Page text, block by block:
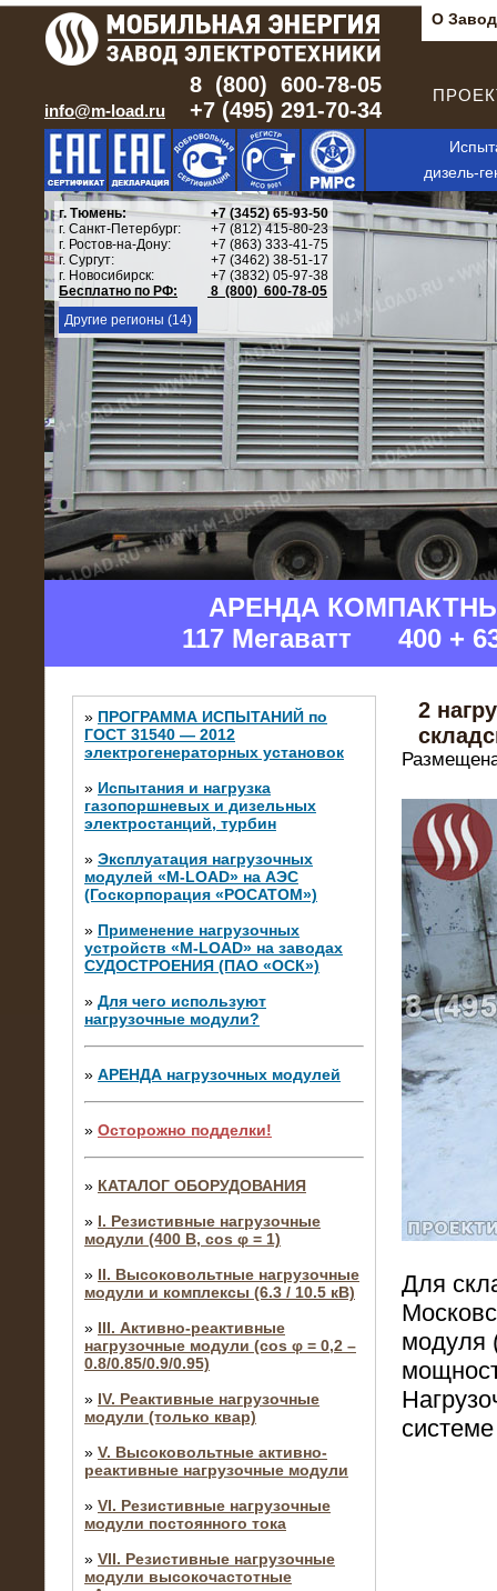
О
info@m-load.ru
8 (800) 600-78-05
+7 (495) 291-70-34
дизель-
г. Тюмень:
+7 (3452) 65-93-50
г. Санкт-Петербург:
+7 (812) 415-80-23
г. Ростов-на-Дону:
+7 (863) 333-41-75
г. Сургут:
+7 (3462) 38-51-17
г. Новосибирск:
+7 (3832) 05-97-38
Бесплатно по РФ:
8 (800) 600-78-05
Другие регионы (14)
АРЕНДА
117 Мегаватт 400 +
» ПРОГРАММА ИСПЫТАНИЙ по
ГОСТ 31540 — 2012
электрогенераторных установок
» Испытания и нагрузка
газопоршневых и дизельных
электростанций, турбин
» Эксплуатация нагрузочных
модулей «M-LOAD» на АЭС
(Госкорпорация «РОСАТОМ»)
» Применение нагрузочных
устройств «M-LOAD» на заводах
СУДОСТРОЕНИЯ (ПАО «ОСК»)
» Для чего используют
нагрузочные модули?
» АРЕНДА нагрузочных модулей
» Осторожно подделки!
» КАТАЛОГ ОБОРУДОВАНИЯ
» I. Резистивные нагрузочные
модули (400 В, cos φ = 1)
» II. Высоковольтные нагрузочные
модули и комплексы (6.3 / 10.5 кВ)
» III. Активно-реактивные
нагрузочные модули (cos φ = 0,2 –
0.8/0.85/0.9/0.95)
» IV. Реактивные нагрузочные
модули (только квар)
» V. Высоковольтные активно-
реактивные нагрузочные модули
» VI. Резистивные нагрузочные
модули постоянного тока
» VII. Резистивные нагрузочные
модули высокочастотные
2
Для
модуля